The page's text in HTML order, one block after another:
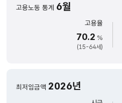
고용노동 통계 6월
고용율
70.2 %
(15-64세)
최저임금액 2026년